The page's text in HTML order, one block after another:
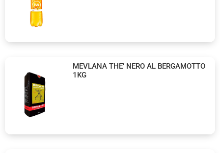
MEVLANA THE’ NERO AL BERGAMOTTO
1KG